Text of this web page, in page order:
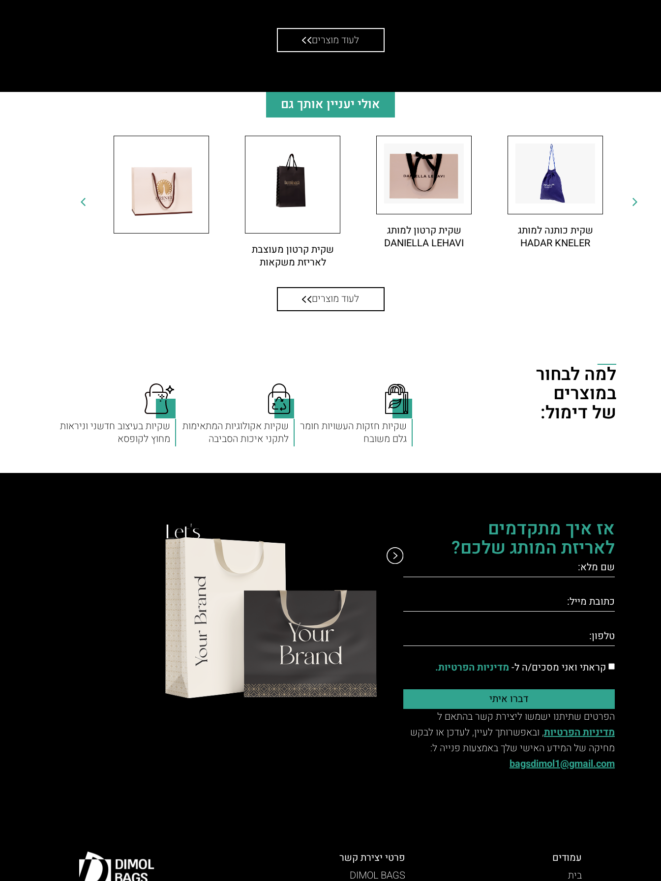
לעוד מוצרים
אולי יעניין אותך גם
שקית כותנה למותג
HADAR KNELER
שקית קרטון למותג
DANIELLA LEHAVI
שקית קרטון מעוצבת
לאריזת משקאות
לעוד מוצרים
למה לבחור
במוצרים
של דימול:
שקיות חזקות העשויות חומר
גלם משובח
שקיות אקולוגיות המתאימות
לתקני איכות הסביבה
שקיות בעיצוב חדשני וניראות
מחוץ לקופסא
אז איך מתקדמים
לאריזת המותג שלכם?
קראתי ואני מסכים/ה ל- מדיניות הפרטיות.
דברו איתי
הפרטים שתיתנו ישמשו ליצירת קשר בהתאם ל
מדיניות הפרטיות, ובאפשרותך לעיין, לעדכן או לבקש
מחיקה של המידע האישי שלך באמצעות פנייה ל:
bagsdimol1@gmail.com
Let's
talk.
עמודים
בית
פרטי יצירת קשר
DIMOL BAGS